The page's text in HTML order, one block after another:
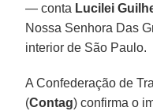
— conta Lucilei
Nossa Senhora Das
interior de São Paulo.
A Confederação de
(Contag) confirma o